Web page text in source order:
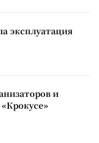
эксплуатация
и